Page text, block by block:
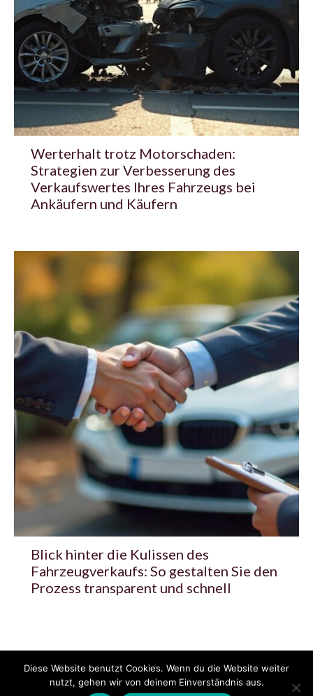
Werterhalt trotz Motorschaden:
Strategien zur Verbesserung des
Verkaufswertes Ihres Fahrzeugs bei
Ankäufern und Käufern
Blick hinter die Kulissen des
Fahrzeugverkaufs: So gestalten Sie den
Prozess transparent und schnell
© 2020 - 2025 Copyright - KFZzeitung.com
Diese Website benutzt Cookies. Wenn du die Website weiter
nutzt, gehen wir von deinem Einverständnis aus.